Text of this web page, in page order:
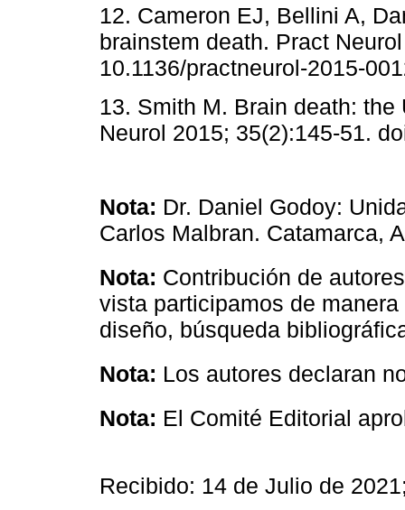
12. Cameron EJ, Bellini A,
brainstem death. Pract
10.1136/practneurol-2015-
13. Smith M. Brain death:
Neurol 2015; 35(2):145-51.
Nota: Dr. Daniel Godoy:
Carlos Malbran. Catamarca,
Nota: Contribución de
vista participamos de
diseño, búsqueda
Nota: Los autores declaran
Nota: El Comité Editorial
Recibido: 14 de Julio de